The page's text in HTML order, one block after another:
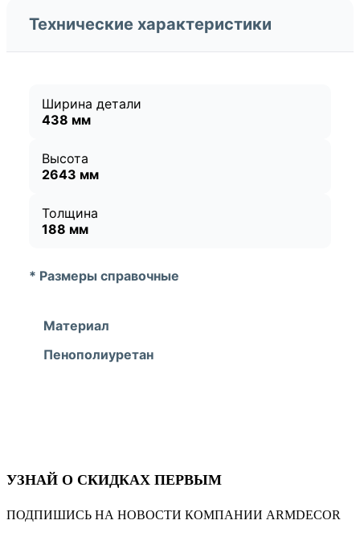
Технические характеристики
Ширина детали
438 мм
Высота
2643 мм
Толщина
188 мм
* Размеры справочные
Материал
Пенополиуретан
УЗНАЙ О СКИДКАХ ПЕРВЫМ
ПОДПИШИСЬ НА НОВОСТИ КОМПАНИИ ARMDECOR